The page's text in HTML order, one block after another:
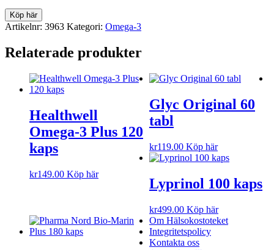
Köp här
Artikelnr: 3963 Kategori: Omega-3
Relaterade produkter
Healthwell
Omega-3 Plus 120
kaps
kr149.00 Köp här
Glyc Original 60
tabl
kr119.00 Köp här
Lyprinol 100 kaps
kr499.00 Köp här
Om Hälsokostoteket
Integritetspolicy
Kontakta oss